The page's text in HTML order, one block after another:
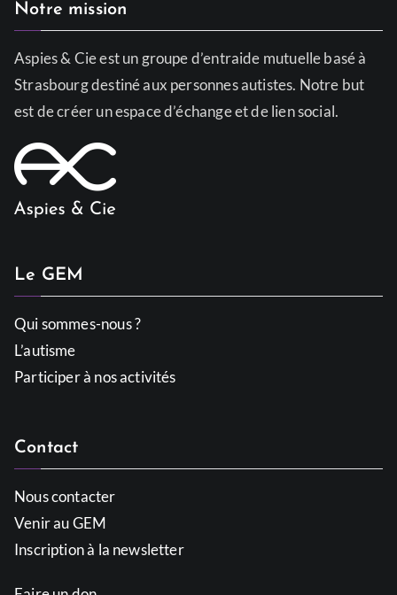
Notre mission
Aspies & Cie est un groupe d’entraide mutuelle basé à
Strasbourg destiné aux personnes autistes. Notre but
est de créer un espace d’échange et de lien social.
Le GEM
Qui sommes-nous ?
L’autisme
Participer à nos activités
Contact
Nous contacter
Venir au GEM
Inscription à la newsletter